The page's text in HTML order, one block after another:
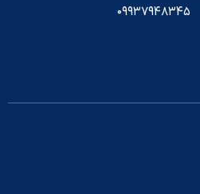
۰۹۹۳۷۹۴۸۳۴۵